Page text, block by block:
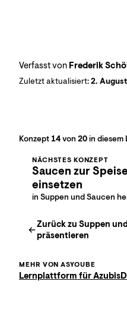
Verfasst von Frederik
Zuletzt aktualisiert:2.
Konzept 14von 20in diesem
NÄCHSTES KONZEPT
Saucen zur
einsetzen
in Suppen und Saucen
Zurück zu Suppen
präsentieren
MEHR VON ASYOUBE
Lernplattform für Azubis